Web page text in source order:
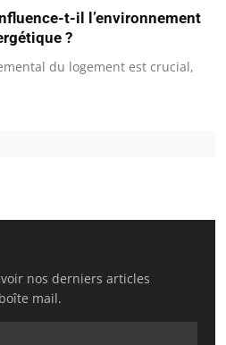
t-il l’environnement
?
du logement est crucial,
nos derniers articles
mail.